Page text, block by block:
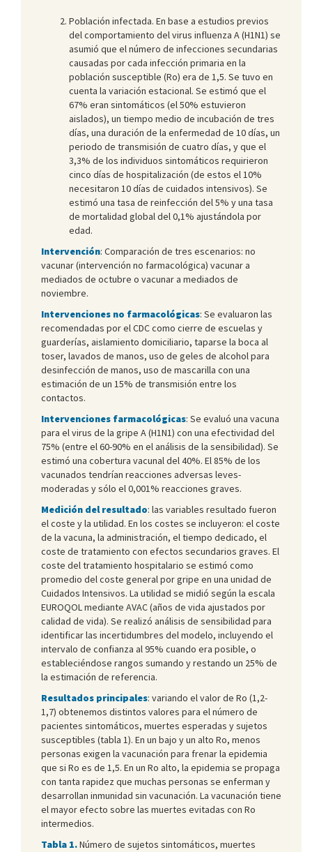
Población infectada. En base a estudios previos
del comportamiento del virus influenza A (H1N1) se
asumió que el número de infecciones secundarias
causadas por cada infección primaria en la
población susceptible (Ro) era de 1,5. Se tuvo en
cuenta la variación estacional. Se estimó que el
67% eran sintomáticos (el 50% estuvieron
aislados), un tiempo medio de incubación de tres
días, una duración de la enfermedad de 10 días, un
periodo de transmisión de cuatro días, y que el
3,3% de los individuos sintomáticos requirieron
cinco días de hospitalización (de estos el 10%
necesitaron 10 días de cuidados intensivos). Se
estimó una tasa de reinfección del 5% y una tasa
de mortalidad global del 0,1% ajustándola por
edad.
Intervención: Comparación de tres escenarios: no
vacunar (intervención no farmacológica) vacunar a
mediados de octubre o vacunar a mediados de
noviembre.
Intervenciones no farmacológicas: Se evaluaron las
recomendadas por el CDC como cierre de escuelas y
guarderías, aislamiento domiciliario, taparse la boca al
toser, lavados de manos, uso de geles de alcohol para
desinfección de manos, uso de mascarilla con una
estimación de un 15% de transmisión entre los
contactos.
Intervenciones farmacológicas: Se evaluó una vacuna
para el virus de la gripe A (H1N1) con una efectividad del
75% (entre el 60-90% en el análisis de la sensibilidad). Se
estimó una cobertura vacunal del 40%. El 85% de los
vacunados tendrían reacciones adversas leves-
moderadas y sólo el 0,001% reacciones graves.
Medición del resultado: las variables resultado fueron
el coste y la utilidad. En los costes se incluyeron: el coste
de la vacuna, la administración, el tiempo dedicado, el
coste de tratamiento con efectos secundarios graves. El
coste del tratamiento hospitalario se estimó como
promedio del coste general por gripe en una unidad de
Cuidados Intensivos. La utilidad se midió según la escala
EUROQOL mediante AVAC (años de vida ajustados por
calidad de vida). Se realizó análisis de sensibilidad para
identificar las incertidumbres del modelo, incluyendo el
intervalo de confianza al 95% cuando era posible, o
estableciéndose rangos sumando y restando un 25% de
la estimación de referencia.
Resultados principales: variando el valor de Ro (1,2-
1,7) obtenemos distintos valores para el número de
pacientes sintomáticos, muertes esperadas y sujetos
susceptibles (tabla 1). En un bajo y un alto Ro, menos
personas exigen la vacunación para frenar la epidemia
que si Ro es de 1,5. En un Ro alto, la epidemia se propaga
con tanta rapidez que muchas personas se enferman y
desarrollan inmunidad sin vacunación. La vacunación tiene
el mayor efecto sobre las muertes evitadas con Ro
intermedios.
Tabla 1.Número de sujetos sintomáticos, muertes